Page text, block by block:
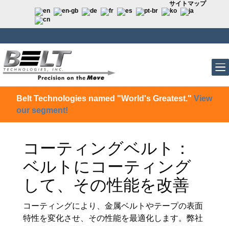
サイトマップ
Belt Technologies named "World's Greatest." View
our segment!
コーティングベルト：
ベルトにコーティング
して、その性能を改善
コーティングにより、金属ベルトやテープの表面
特性を変化させ、その性能を最適化します。弊社